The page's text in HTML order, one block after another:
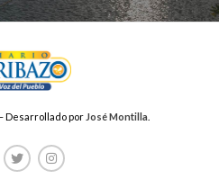
Desarrollado por José Montilla